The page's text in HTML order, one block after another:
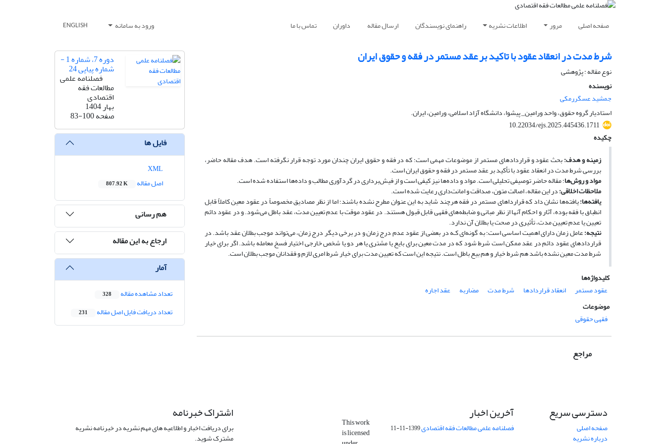
صفحه اصلی مرور اطلاعات نشریه راهنمای نویسندگان ارسال مقاله داوران تماس با ما ورود به سامانه ENGLISH
شرط مدت در انعقاد عقود با تاکید بر عقد مستمر در فقه و حقوق ایران
نوع مقاله : پژوهشی
نویسنده
جمشید عسگررمکی
استادیار گروه حقوق، واحد ورامین_ پیشوا، دانشگاه آزاد اسلامی، ورامین، ایران.
10.22034/ejs.2025.445436.1711
چکیده
زمینه و هدف:بحث عقود و قراردادهای مستمر از موضوعات مهمی است؛ که در فقه و حقوق ایران چندان مورد توجه قرار نگرفته است. هدف مقاله حاضر،
بررسی شرط مدت در انعقاد عقود با تأکید بر عقد مستمر در فقه و حقوق ایران است.
مواد و روش‌ها: مقاله حاضر توصیفی تحلیلی است. مواد و داده‌ها نیز کیفی است و از فیش‌برداری در گردآوری مطالب و داده‌ها استفاده ‌شده است.
ملاحظات اخلاقی:در این مقاله، اصالت متون، صداقت و امانت‌داری رعایت شده است.
یافته‌ها:یافته‌ها نشان داد که قرارداهای مستمر در فقه هرچند شاید به این عنوان مطرح نشده باشند؛ اما از نظر مصادیق مخصوصاً در عقود معین کاملاً قابل
انطباق با فقه بوده، آثار و احکام آنها از نظر مبانی و ضابطه‌های فقهی قابل قبول هستند. در عقود موقت با عدم تعیین مدت، عقد باطل می‌شود. و در عقود دائم
تعیین یا عدم تعیین مدت، تأثیری در صحت یا بطلان آن ندارد.
نتیجه:عامل زمان دارای اهمیت‌ اساسی‌ است؛ به گونه‌ای کـه در بعضی از عقود عدم درج زمان و در برخی دیگر درج زمان، می‌تواند موجب بطلان عقد باشد. در
قراردادهای عقود دائم در عقد ممکن است شرط شود که در مدت معین برای بایع یا مشتری یا هر دو یا شخص خارجی اختیار فسخ معامله باشد. اگر برای خیار
شرط مدت معین نشده باشد هم شرط خیار و هم بیع باطل است. نتیجه این است که تعیین مدت برای خیار شرط امری لازم و فقدانان موجب بطلان است.
کلیدواژه‌ها
عقود مستمر
انعقاد قراردادها شرط مدت مضاربه
عقد اجاره
موضوعات
فقهی حقوقی
مراجع
دوره 7، شماره 1 -
شماره پیاپی 24
فصلنامه علمی
مطالعات فقه
اقتصادی
بهار 1404
صفحه83-100
فایل ها
اصل مقاله
807.92 K
هم رسانی
ارجاع به این مقاله
آمار
تعداد مشاهده مقاله 328
تعداد دریافت فایل اصل مقاله 231
دسترسی سریع
صفحه اصلی
درباره نشریه
آخرین اخبار
فصلنامه علمی مطالعات فقه اقتصادی1399-11-11
This work
is licensed
اشتراک خبرنامه
برای دریافت اخبار و اطلاعیه های مهم نشریه در خبرنامه نشریه
مشترک شوید.